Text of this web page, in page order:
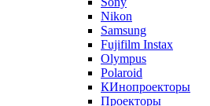
Nikon
Samsung
Fujifilm Instax
Olympus
Polaroid
КИнопроекторы
Проекторы